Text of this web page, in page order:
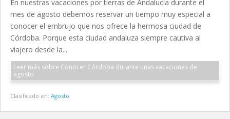
En nuestras vacaciones por tierras de Andalucía durante el
mes de agosto debemos reservar un tiempo muy especial a
conocer el embrujo que nos ofrece la hermosa ciudad de
Córdoba. Porque esta ciudad andaluza siempre cautiva al
viajero desde la...
Leer más sobre Conocer Córdoba durante unas vacaciones de
agosto
Clasificado en: Agosto